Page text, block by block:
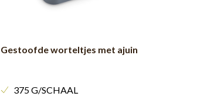
Gestoofde worteltjes met ajuin
375 G/SCHAAL